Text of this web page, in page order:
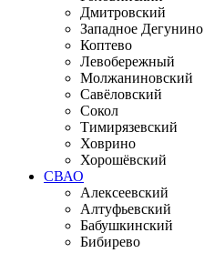
Дмитровский
Западное Дегунино
Коптево
Левобережный
Молжаниновский
Савёловский
Сокол
Тимирязевский
Ховрино
Хорошёвский
СВАО
Алексеевский
Алтуфьевский
Бабушкинский
Бибирево